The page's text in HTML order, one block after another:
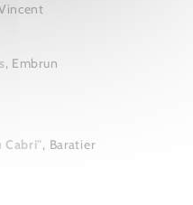
, Embrun
Cabri", Baratier